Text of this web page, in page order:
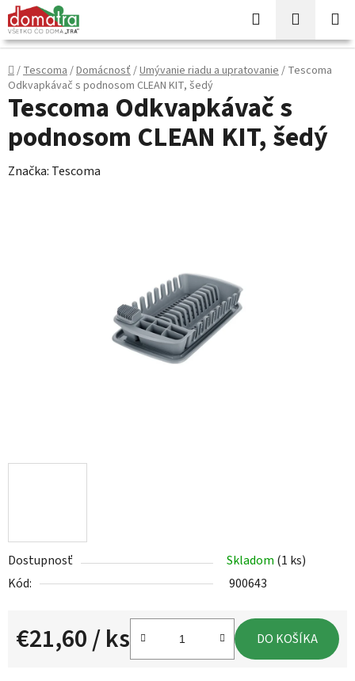
Prejsť
na
obsah
Hľadať
KOŠÍK
Domov
/Tescoma/Domácnosť/Umývanie riadu a upratovanie/ Tescoma
Odkvapkávač s podnosom CLEAN KIT, šedý
Dostupnosť Skladom (1 ks)
Kód:
900643
€21,60/ ks DO KOŠÍKA
Tescoma Odkvapkávač s
podnosom CLEAN KIT, šedý
Značka: Tescoma